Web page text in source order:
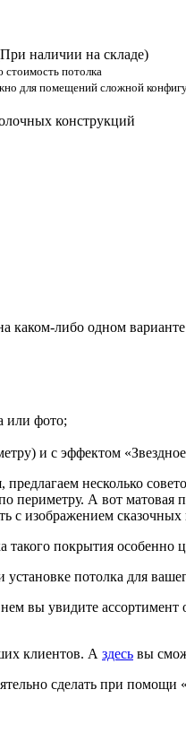
наличии на складе)
потолка
для помещений сложной
конструкций
каком-либо одном
или фото;
и с эффектом
несколько
периметру. А вот
с изображением
покрытия особенно
потолка для
вы увидите ассортимент
клиентов. А здесь вы
сделать при помощи «